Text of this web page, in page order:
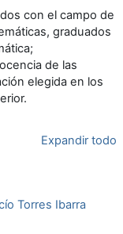
con el campo de
graduados
de las
elegida en los
Expandir todo
Torres Ibarra